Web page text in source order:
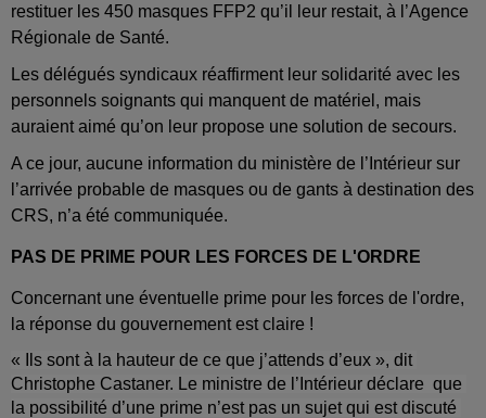
restituer les 450 masques FFP2 qu’il leur restait, à l’Agence
Régionale de Santé.
Les délégués syndicaux réaffirment leur solidarité avec les
personnels soignants qui manquent de matériel, mais
auraient aimé qu’on leur propose une solution de secours.
A ce jour, aucune information du ministère de l’Intérieur sur
l’arrivée probable de masques ou de gants à destination des
CRS, n’a été communiquée.
PAS DE PRIME POUR LES FORCES DE L'ORDRE
Concernant une éventuelle prime pour les forces de l'ordre,
la réponse du gouvernement est claire !
« Ils sont à la hauteur de ce que j’attends d’eux », dit
Christophe Castaner. Le ministre de l’Intérieur déclare  que
la possibilité d’une prime n’est pas un sujet qui est discuté